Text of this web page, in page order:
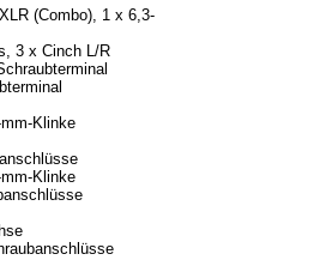
(Combo), 1 x 6,3-
3 x Cinch L/R
Klinke
Klinke